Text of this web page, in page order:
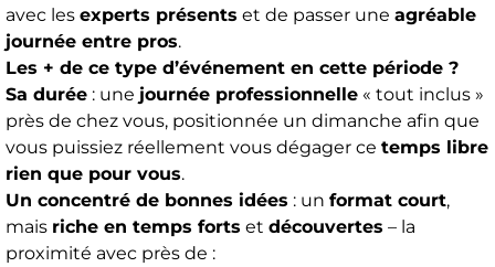
avec les experts présents et de passer une agréable
journée entre pros.
Les + de ce type d’événement en cette période ?
Sa durée : une journée professionnelle « tout inclus »
près de chez vous, positionnée un dimanche afin que
vous puissiez réellement vous dégager ce temps libre
rien que pour vous.
Un concentré de bonnes idées : un format court,
mais riche en temps forts et découvertes – la
proximité avec près de :